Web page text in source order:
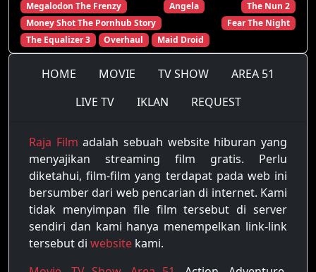
Megalodon The Frenzy
Angela
The Nun 2
Money Shot The Pornhub Story
Fear The Night
The Equalizer 3
Overhaul Maid Droid
HOME MOVIE TV SHOW
AREA 51
LIVE TV
IKLAN REQUEST
Raja Film adalah sebuah website hiburan yang
menyajikan streaming film gratis. Perlu
diketahui, film-film yang terdapat pada web ini
bersumber dari web pencarian di internet. Kami
tidak menyimpan file film tersebut di server
sendiri dan kami hanya menempelkan link-link
tersebut di website kami.